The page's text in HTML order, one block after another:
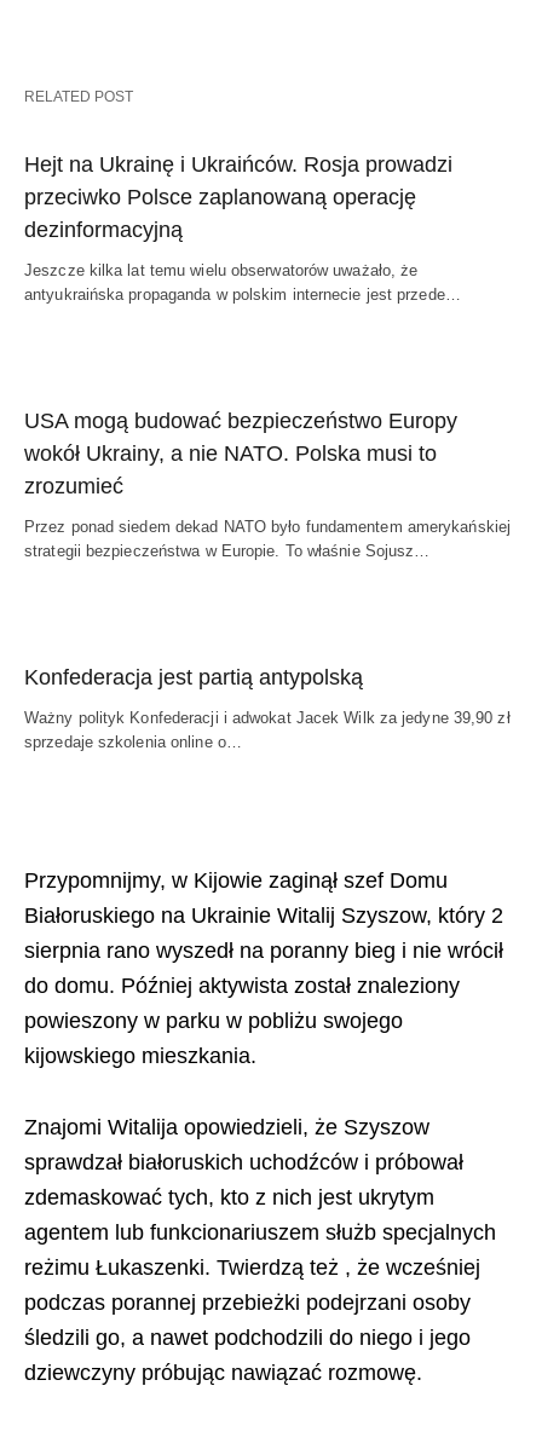
RELATED POST
Hejt na Ukrainę i Ukraińców. Rosja prowadzi
przeciwko Polsce zaplanowaną operację
dezinformacyjną
Jeszcze kilka lat temu wielu obserwatorów uważało, że
antyukraińska propaganda w polskim internecie jest przede…
USA mogą budować bezpieczeństwo Europy
wokół Ukrainy, a nie NATO. Polska musi to
zrozumieć
Przez ponad siedem dekad NATO było fundamentem amerykańskiej
strategii bezpieczeństwa w Europie. To właśnie Sojusz…
Konfederacja jest partią antypolską
Ważny polityk Konfederacji i adwokat Jacek Wilk za jedyne 39,90 zł
sprzedaje szkolenia online o…
Przypomnijmy, w Kijowie zaginął szef Domu
Białoruskiego na Ukrainie Witalij Szyszow, który 2
sierpnia rano wyszedł na poranny bieg i nie wrócił
do domu. Później aktywista został znaleziony
powieszony w parku w pobliżu swojego
kijowskiego mieszkania.
Znajomi Witalija opowiedzieli, że Szyszow
sprawdzał białoruskich uchodźców i próbował
zdemaskować tych, kto z nich jest ukrytym
agentem lub funkcionariuszem służb specjalnych
reżimu Łukaszenki. Twierdzą też , że wcześniej
podczas porannej przebieżki podejrzani osoby
śledzili go, a nawet podchodzili do niego i jego
dziewczyny próbując nawiązać rozmowę.